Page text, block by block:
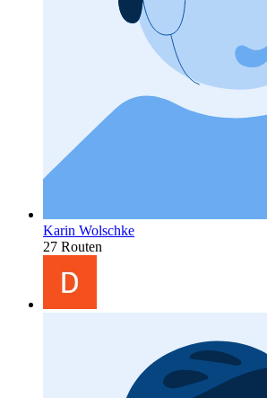
Karin Wolschke
27 Routen